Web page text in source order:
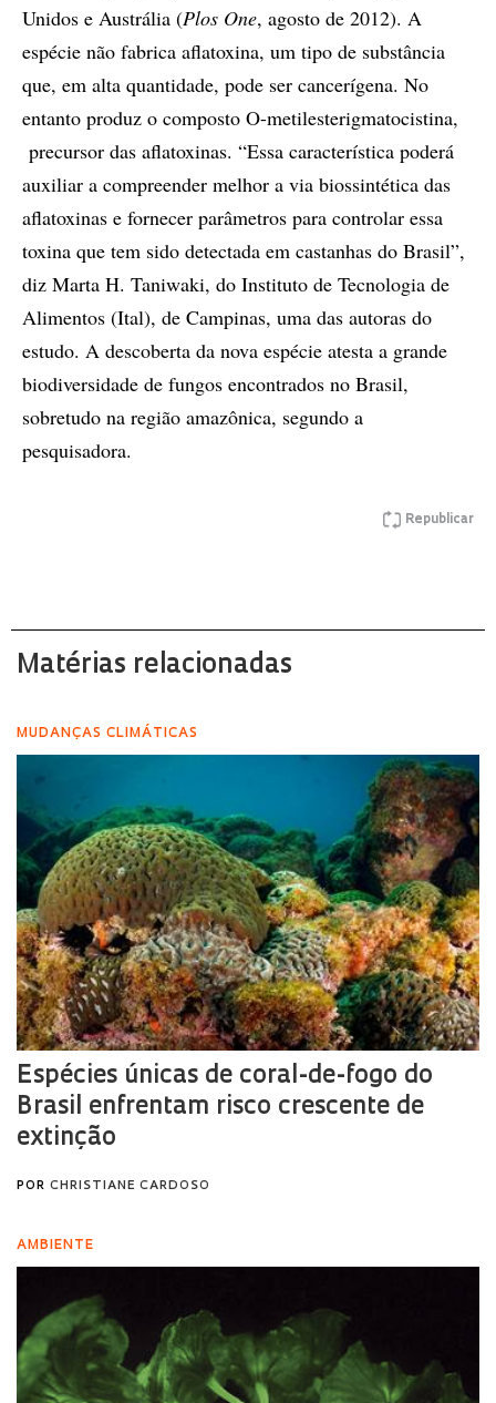
Unidos e Austrália (Plos One, agosto de 2012). A
espécie não fabrica aflatoxina, um tipo de substância
que, em alta quantidade, pode ser cancerígena. No
entanto produz o composto O-metilesterigmatocistina,
precursor das aflatoxinas. “Essa característica poderá
auxiliar a compreender melhor a via biossintética das
aflatoxinas e fornecer parâmetros para controlar essa
toxina que tem sido detectada em castanhas do Brasil”,
diz Marta H. Taniwaki, do Instituto de Tecnologia de
Alimentos (Ital), de Campinas, uma das autoras do
estudo. A descoberta da nova espécie atesta a grande
biodiversidade de fungos encontrados no Brasil,
sobretudo na região amazônica, segundo a
pesquisadora.
Republicar